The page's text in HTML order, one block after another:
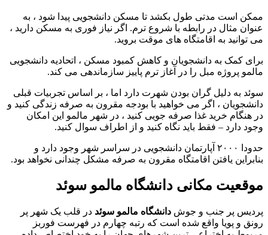
ممکن است مدتی طول بکشد تا مسکن دانشجویی پیدا شود ، به
عنوان مثال در رابطه با شروع ترم. اگر نیاز فوری به مسکن دارید ،
می توانید به اقامتگاه های موقت بروید.
برای کمک به دانشجویان و کاهش کمبود مسکن ، اتحادیه دانشجویی
مالمو پروژه مبل را در آغاز ترم پاییز سازماندهی می کند.
سوئد به دلیل گران بودن شهرت دارد اما ، بر اساس تجربیات قبلی
دانشجویان ، اگر می خواهید با بودجه مقرون به صرفه زندگی کنید و
در هنگام خرید غذا صرفه جویی کنید ، در شهر مالمو این امکان
وجود دارد – فقط باید نگاه کنید و از اطراف سوال کنید.
حدودا ۲۰۰۰ آپارتمان دانشجویی در سراسر شهر وجود دارد و
بنابراین یافتن اقامتگاه مقرون به صرفه مشکل چندانی نخواهد بود.
موقعیت مکانی دانشگاه مالمو سوئد
پردیس پر جنب و جوش دانشگاه مالمو سوئد در قلب یک شهر پر
رونق و پویا واقع شده است که رتبه چهارم در فهرست فوربز